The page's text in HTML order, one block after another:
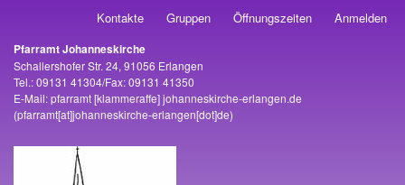
Kontakte Gruppen Öffnungszeiten Anmelden
Adresse
Pfarramt Johanneskirche
Schallershofer Str. 24, 91056 Erlangen
Tel.: 09131 41304/Fax: 09131 41350
E-Mail:pfarramt[klammeraffe]johanneskirche-erlangen.de
(pfarramt[at]johanneskirche-erlangen[dot]de)